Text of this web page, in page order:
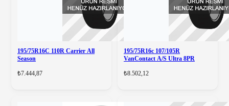
195/75R16C 110R Carrier All
Season
₺7.444,87
195/75R16c 107/105R
VanContact A/S Ultra 8PR
₺8.502,12